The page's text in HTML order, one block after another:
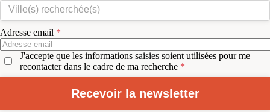
Adresse email
J'accepte que les informations saisies soient utilisées pour me
recontacter dans le cadre de ma recherche
Recevoir la newsletter